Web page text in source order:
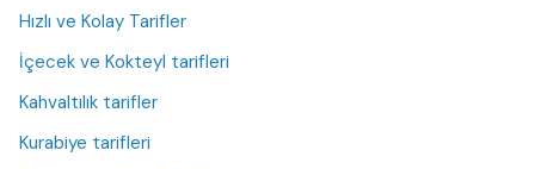
Hızlı ve Kolay Tarifler
İçecek ve Kokteyl tarifleri
Kahvaltılık tarifler
Kurabiye tarifleri